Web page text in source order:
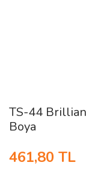
TS-44
Boya
461,80 TL